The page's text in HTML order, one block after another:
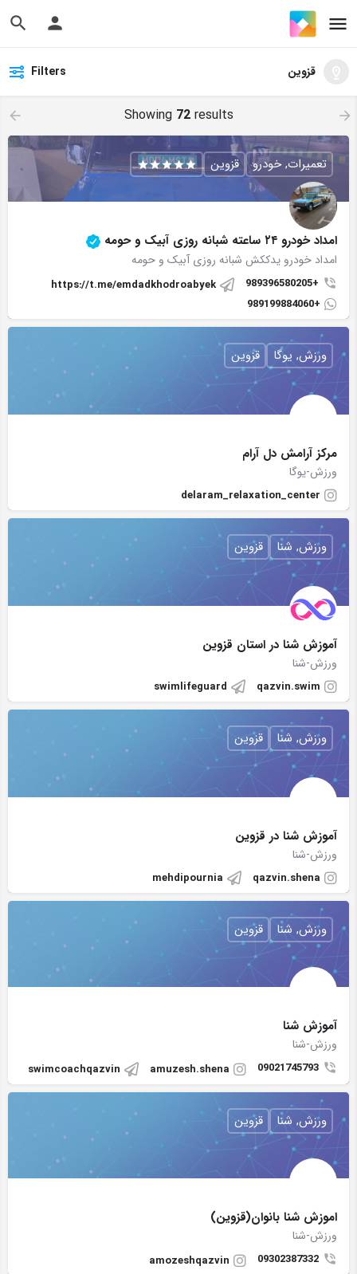
قزوین Filters
Showing 72results
امداد خودرو ۲۴ ساعته شبانه روزی آبیک و حومه
امداد خودرو یدککش شبانه روزی آبیک و حومه
+989396580205
https://t.me/emdadkhodroabyek
+989199884060
تعمیرات, خودرو قزوین
مرکز آرامش دل آرام
ورزش-یوگا
delaram_relaxation_center
ورزش, یوگا قزوین
آموزش شنا در استان قزوین
ورزش-شنا
qazvin.swim
swimlifeguard
ورزش, شنا قزوین
آموزش شنا در قزوين
ورزش-شنا
qazvin.shena
mehdipournia
ورزش, شنا قزوین
آموزش شنا
ورزش-شنا
09021745793
amuzesh.shena
swimcoachqazvin
ورزش, شنا قزوین
اموزش شنا بانوان(قزوین)
ورزش-شنا
09302387332
amozeshqazvin
ورزش, شنا قزوین